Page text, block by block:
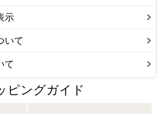
示
いて
て
ピングガイド